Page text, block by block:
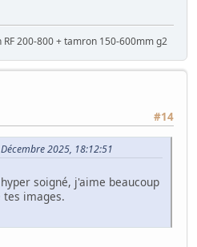
200-800 + tamron 150-600mm g2
#14
2025, 18:12:51
soigné, j'aime beaucoup
tes images.